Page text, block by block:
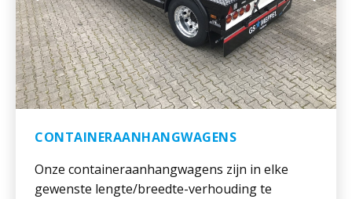
CONTAINERAANHANGWAGENS
Onze containeraanhangwagens zijn in elke
gewenste lengte/breedte-verhouding te